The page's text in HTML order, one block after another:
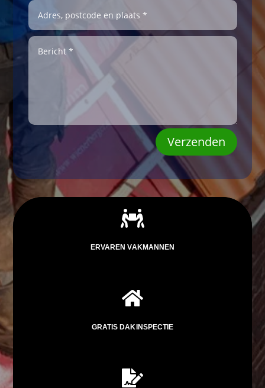
Verzenden

ERVAREN VAKMANNEN

GRATIS DAKINSPECTIE
